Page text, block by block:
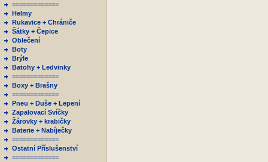
=============
Helmy
Rukavice + Chrániče
Šátky + Čepice
Oblečení
Boty
Brýle
Batohy + Ledvinky
=============
Boxy + Brašny
=============
Pneu + Duše + Lepení
Zapalovací Svíčky
Žárovky + krabičky
Baterie + Nabíječky
=============
Ostatní Příslušenství
=============